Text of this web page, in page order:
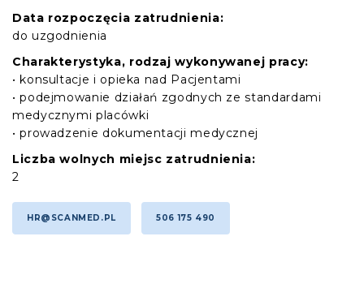
Data rozpoczęcia zatrudnienia:
do uzgodnienia
Charakterystyka, rodzaj wykonywanej pracy:
• konsultacje i opieka nad Pacjentami
• podejmowanie działań zgodnych ze standardami
medycznymi placówki
• prowadzenie dokumentacji medycznej
Liczba wolnych miejsc zatrudnienia:
2
HR@SCANMED.PL 506 175 490